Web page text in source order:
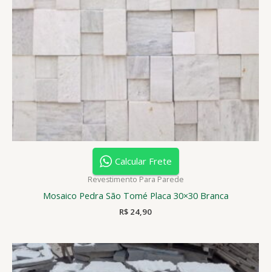
Calcular Frete
Revestimento Para Parede
Mosaico Pedra São Tomé Placa 30×30 Branca
R$ 24,90